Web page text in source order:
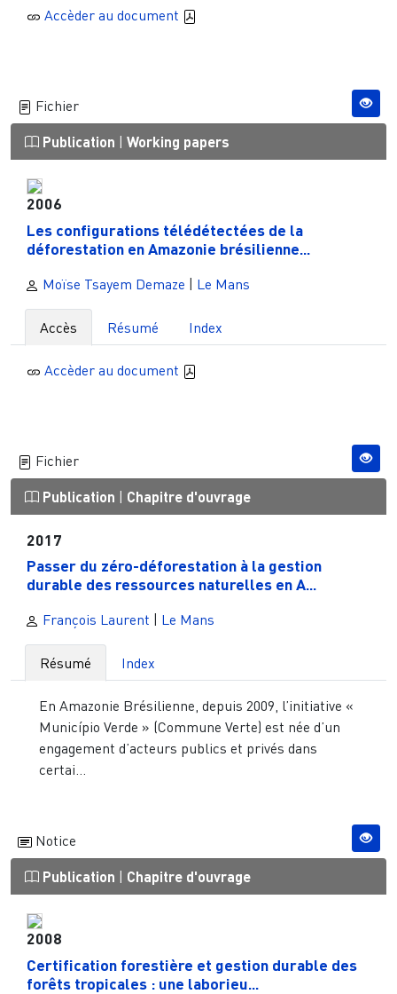
Accèder au document
Fichier
Publication Working papers
2006
Les configurations télédétectées de la
déforestation en Amazonie brésilienne...
Moïse Tsayem Demaze | Le Mans
Accès Résumé Index
Accèder au document
Fichier
Publication Chapitre d'ouvrage
2017
Passer du zéro-déforestation à la gestion
durable des ressources naturelles en A...
François Laurent Le Mans
Résumé Index
En Amazonie Brésilienne, depuis 2009, l’initiative «
Município Verde » (Commune Verte) est née d’un
engagement d’acteurs publics et privés dans
certai...
Notice
Publication Chapitre d'ouvrage
2008
Certification forestière et gestion durable des
forêts tropicales : une laborieu...